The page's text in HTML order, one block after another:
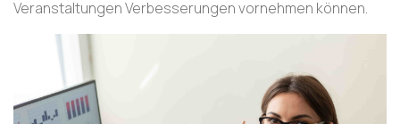
Veranstaltungen Verbesserungen vornehmen können.